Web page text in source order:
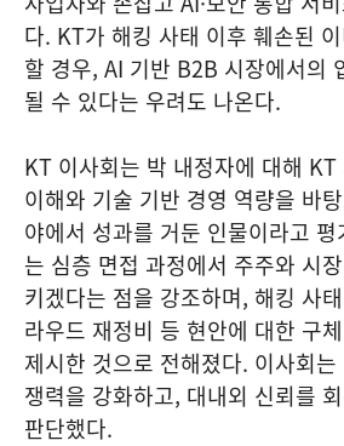
다. KT가 해킹 사태 이후 훼손된
할 경우, AI 기반 B2B 시장에서의
될 수 있다는 우려도 나온다.
KT 이사회는 박 내정자에 대해
이해와 기술 기반 경영 역량을 바
야에서 성과를 거둔 인물이라고
는 심층 면접 과정에서 주주와 시
키겠다는 점을 강조하며, 해킹 사
라우드 재정비 등 현안에 대한 구
제시한 것으로 전해졌다. 이사회
쟁력을 강화하고, 대내외 신뢰를
판단했다.